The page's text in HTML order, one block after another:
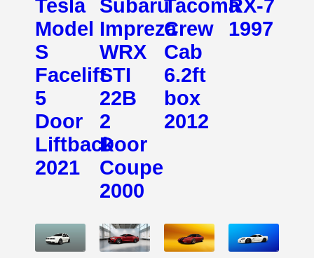
Tesla
Model
S
Facelift
5
Door
Liftback
2021
Subaru
Impreza
WRX
STI
22B
2
Door
Coupe
2000
Tacoma
Crew
Cab
6.2ft
box
2012
RX-7
1997